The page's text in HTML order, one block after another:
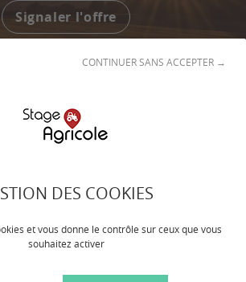
DES COOKIES
et vous donne le contrôle sur ceux que vous
souhaitez activer
CONTINUER SANS ACCEPTER →
Signaler l'offre
Matériel neuf ou CUMA